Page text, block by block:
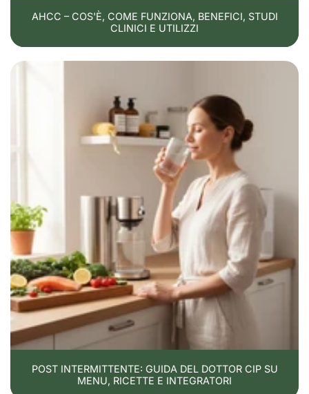
AHCC – COS'È, COME FUNZIONA, BENEFICI, STUDI
CLINICI E UTILIZZI
POST INTERMITTENTE: GUIDA DEL DOTTOR CIP SU
MENU, RICETTE E INTEGRATORI